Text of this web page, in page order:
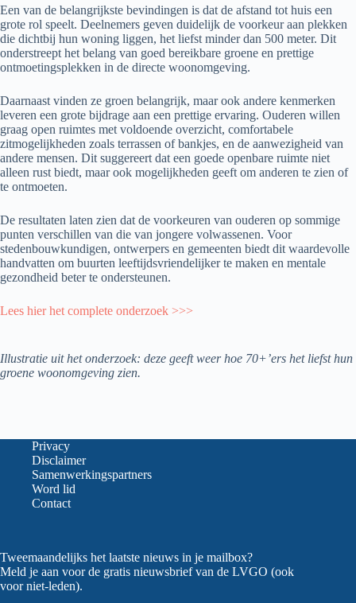
Een van de belangrijkste bevindingen is dat de afstand tot huis een
grote rol speelt. Deelnemers geven duidelijk de voorkeur aan plekken
die dichtbij hun woning liggen, het liefst minder dan 500 meter. Dit
onderstreept het belang van goed bereikbare groene en prettige
ontmoetingsplekken in de directe woonomgeving.
Daarnaast vinden ze groen belangrijk, maar ook andere kenmerken
leveren een grote bijdrage aan een prettige ervaring. Ouderen willen
graag open ruimtes met voldoende overzicht, comfortabele
zitmogelijkheden zoals terrassen of bankjes, en de aanwezigheid van
andere mensen. Dit suggereert dat een goede openbare ruimte niet
alleen rust biedt, maar ook mogelijkheden geeft om anderen te zien of
te ontmoeten.
De resultaten laten zien dat de voorkeuren van ouderen op sommige
punten verschillen van die van jongere volwassenen. Voor
stedenbouwkundigen, ontwerpers en gemeenten biedt dit waardevolle
handvatten om buurten leeftijdsvriendelijker te maken en mentale
gezondheid beter te ondersteunen.
Lees hier het complete onderzoek >>>
Illustratie uit het onderzoek: deze geeft weer hoe 70+’ers het liefst hun
groene woonomgeving zien.
Privacy
Disclaimer
Samenwerkingspartners
Word lid
Contact
Tweemaandelijks het laatste nieuws in je mailbox?
Meld je aan voor de gratis nieuwsbrief van de LVGO (ook
voor niet-leden).